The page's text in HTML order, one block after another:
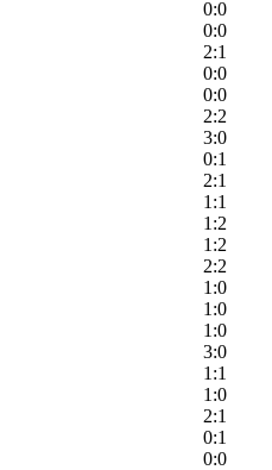
0:0
0:0
2:1
0:0
0:0
2:2
3:0
0:1
2:1
1:1
1:2
1:2
2:2
1:0
1:0
1:0
3:0
1:1
1:0
2:1
0:1
0:0